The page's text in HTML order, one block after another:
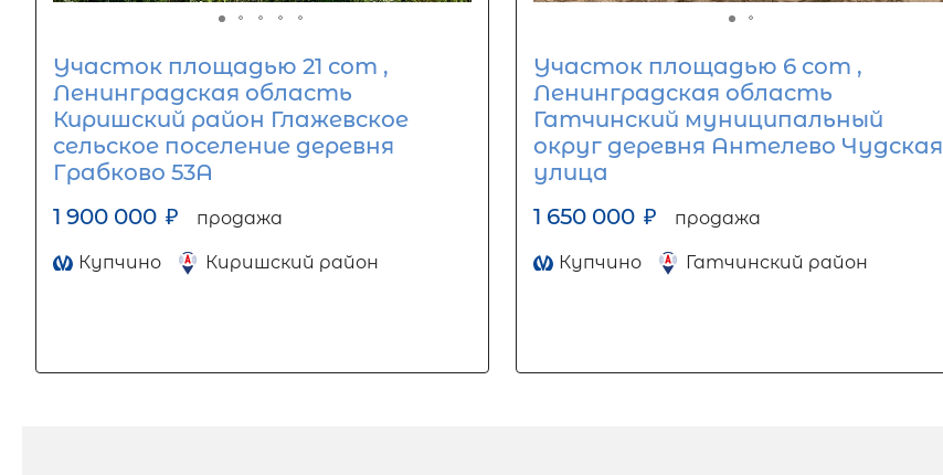
Участок площадью 21 сот ,
Ленинградская область
Киришский район Глажевское
сельское поселение деревня
Грабково 53А
1 900 000 ₽ продажа
Купчино Киришский район
Участок площадью 6 сот ,
Ленинградская область
Гатчинский муниципальный
округ деревня Антелево Чудская
улица
1 650 000 ₽ продажа
Купчино Гатчинский район